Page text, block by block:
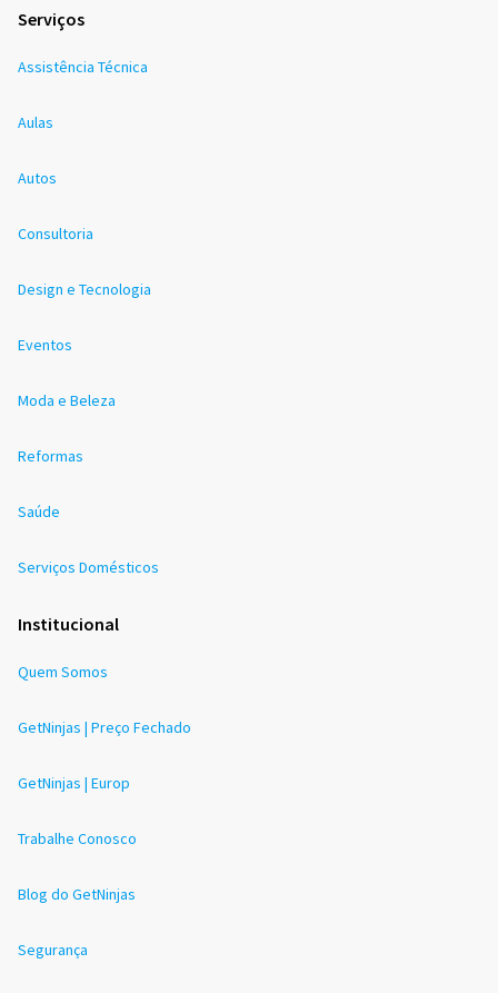
Serviços
Assistência Técnica
Aulas
Autos
Consultoria
Design e Tecnologia
Eventos
Moda e Beleza
Reformas
Saúde
Serviços Domésticos
Institucional
Quem Somos
GetNinjas | Preço Fechado
GetNinjas | Europ
Trabalhe Conosco
Blog do GetNinjas
Segurança